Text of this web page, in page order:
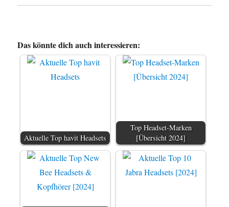
Das könnte dich auch interessieren:
Aktuelle Top havit Headsets
Top Headset-Marken
[Übersicht 2024]